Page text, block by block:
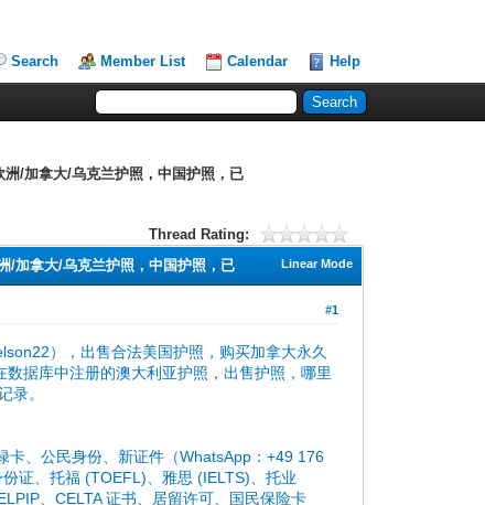
Search Member List Calendar Help
/加拿大/乌克兰护照，中国护照，已
Thread Rating:
Linear Mode
/加拿大/乌克兰护照，中国护照，已
#1
），出售合法美国护照，购买加拿大永久
据库中注册的澳大利亚护照，出售护照，哪里
录。
卡、公民身份、新证件（WhatsApp：+49 176
证、托福 (TOEFL)、雅思 (IELTS)、托业
、CELTA 证书、居留许可、国民保险卡